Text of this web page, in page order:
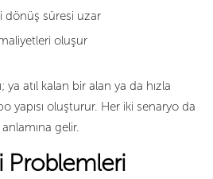
dönüş süresi uzar
oluşur
ya atıl kalan bir alan ya da hızla
yapısı oluşturur. Her iki senaryo da
gelir.
Problemleri